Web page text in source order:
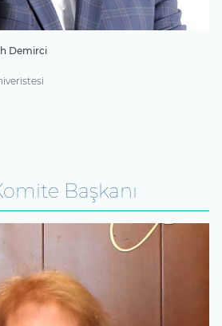
Demirci
Başkanı